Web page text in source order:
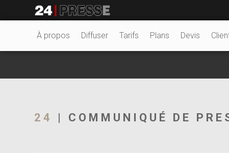
24Presse -
À propos Diffuser Tarifs Plans Devis
24 | COMMUNIQUÉ DE